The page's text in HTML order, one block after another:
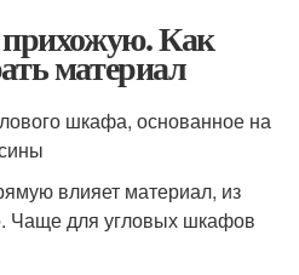
Как
материал
шкафа, основанное на
влияет материал, из
Чаще для угловых шкафов